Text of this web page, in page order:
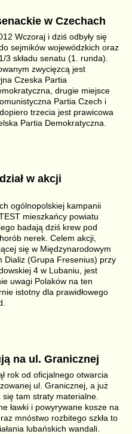
w Czechach
Wczoraj i dziś odbyły się
sejmików wojewódzkich oraz
3 składu senatu (1. runda).
zwycięzcą jest
Czeska Partia
drugie miejsce
Partia Czech i
trzecia jest prawicowa
Partia Demokratyczna.
w akcji
ogólnopolskiej kampanii
mieszkańcy powiatu
badają dziś krew pod
nerek. Celem akcji,
się w Międzynarodowym
Dializ (Grupa Fresenius) przy
4 w Lubaniu, jest
uwagi Polaków na ten
istotny dla prawidłowego
na ul. Granicznej
rok od oficjalnego otwarcia
ul. Granicznej, a już
się tam straty materialne.
ławki i powyrywane kosze na
mnóstwo rozbitego szkła to
lubańskich wandali.